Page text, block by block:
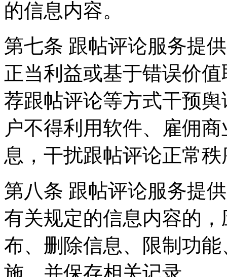
的信息内容。
第七条 跟帖评论服务提
正当利益或基于错误价
荐跟帖评论等方式干预
户不得利用软件、雇佣
息，干扰跟帖评论正常
第八条 跟帖评论服务提
有关规定的信息内容的
布、删除信息、限制功
施，并保存相关记录。